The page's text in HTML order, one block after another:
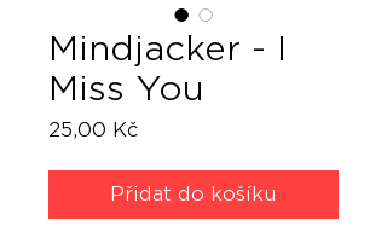
Mindjacker - I
Miss You
25,00 Kč
Přidat do košíku